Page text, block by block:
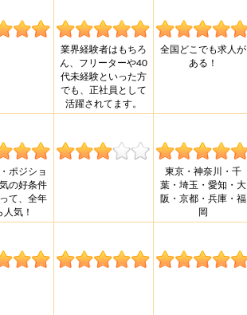
業界経験者はもちろ
ん、フリーターや40
代未経験といった方
でも、正社員として
活躍されてます。
全国どこでも求人が
ある！
ポジショ
の好条件
て、全年
人気！
東京・神奈川・千
葉・埼玉・愛知・大
阪・京都・兵庫・福
岡